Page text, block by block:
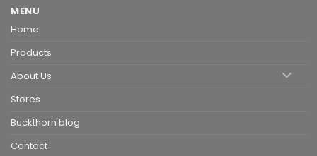
MENU
Home
Products
About Us
Stores
Buckthorn blog
Contact